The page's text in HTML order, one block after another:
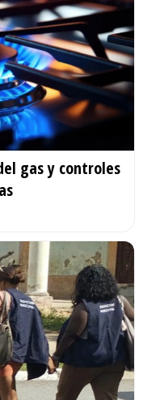
gas y controles